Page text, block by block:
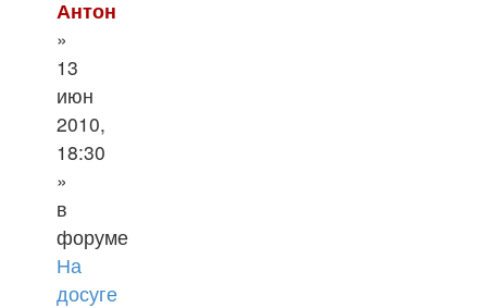
Антон
»
13
июн
2010,
18:30
»
в
форуме
На
досуге